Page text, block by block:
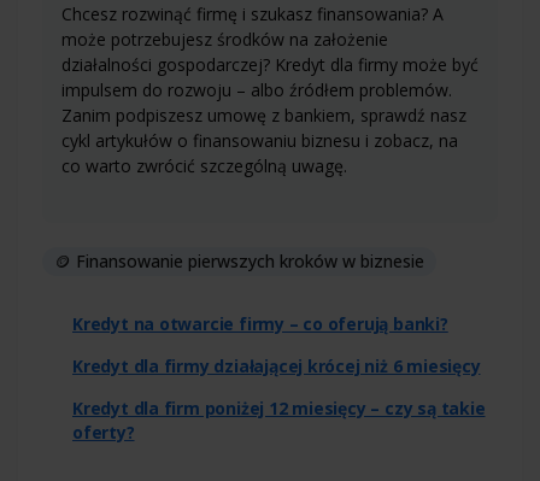
Chcesz rozwinąć firmę i szukasz finansowania? A
może potrzebujesz środków na założenie
działalności gospodarczej? Kredyt dla firmy może być
impulsem do rozwoju – albo źródłem problemów.
Zanim podpiszesz umowę z bankiem, sprawdź nasz
cykl artykułów o finansowaniu biznesu i zobacz, na
co warto zwrócić szczególną uwagę.
🪙 Finansowanie pierwszych kroków w biznesie
Kredyt na otwarcie firmy – co oferują banki?
Kredyt dla firmy działającej krócej niż 6 miesięcy
Kredyt dla firm poniżej 12 miesięcy – czy są takie
oferty?